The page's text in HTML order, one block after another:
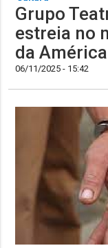
Grupo
estreia no
da
06/11/2025 - 15:42